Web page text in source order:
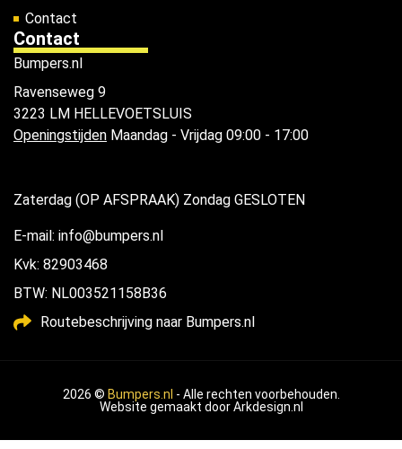
Contact
Contact
Bumpers.nl
Ravenseweg 9
3223 LM HELLEVOETSLUIS
Openingstijden Maandag - Vrijdag 09:00 - 17:00
Zaterdag (OP AFSPRAAK) Zondag GESLOTEN
E-mail: info@bumpers.nl
Kvk: 82903468
BTW: NL003521158B36
Routebeschrijving naar Bumpers.nl
2026 © Bumpers.nl - Alle rechten voorbehouden.
Website gemaakt doorArkdesign.nl